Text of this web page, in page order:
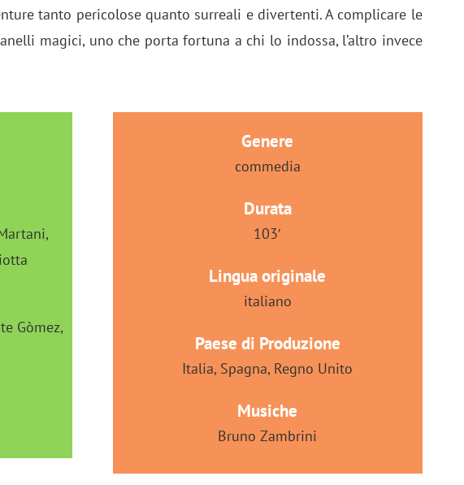
tanto pericolose quanto surreali e divertenti. A complicare le
magici, uno che porta fortuna a chi lo indossa, l’altro invece
Gòmez,
Genere
commedia
Durata
103′
Lingua originale
italiano
Paese di Produzione
Italia, Spagna, Regno Unito
Musiche
Bruno Zambrini